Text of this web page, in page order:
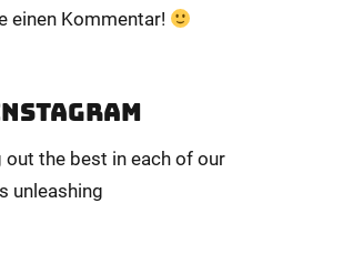
einen Kommentar!
out the best in each of our
unleashing